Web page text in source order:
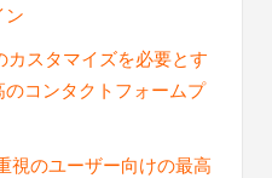
ン
カスタマイズを必要とす
コンタクトフォームプ
視のユーザー向けの最高